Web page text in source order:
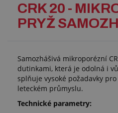
CRK 20 -
PRYŽ
Samozhášivá mikroporézní
dutinkami, která je odolná i
splňuje vysoké požadavky
leteckém průmyslu.
Technické parametry: